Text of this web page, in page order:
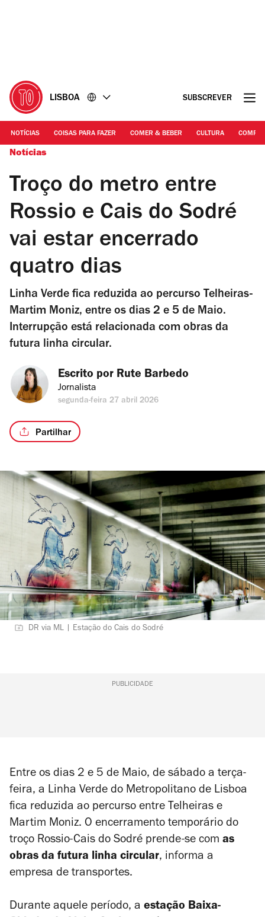
LISBOA SUBSCREVER
NOTÍCIAS COISAS PARA FAZER COMER & BEBER CULTURA
Notícias
Troço do metro entre
Rossio e Cais do Sodré
vai estar encerrado
quatro dias
Linha Verde fica reduzida ao percurso Telheiras-
Martim Moniz, entre os dias 2 e 5 de Maio.
Interrupção está relacionada com obras da
futura linha circular.
Escrito por Rute Barbedo
Jornalista
segunda-feira 27 abril 2026
Partilhar
DR via ML | Estação do Cais do Sodré
PUBLICIDADE
Entre os dias 2 e 5 de Maio, de sábado a terça-
feira, a Linha Verde do Metropolitano de Lisboa
fica reduzida ao percurso entre Telheiras e
Martim Moniz. O encerramento temporário do
troço Rossio-Cais do Sodré prende-se com as
obras da futura linha circular, informa a
empresa de transportes.
Durante aquele período, a estação Baixa-